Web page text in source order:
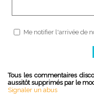
Me notifier l'arrivée de
Tous les commentaires
aussitôt supprimés par le
Signaler un abus